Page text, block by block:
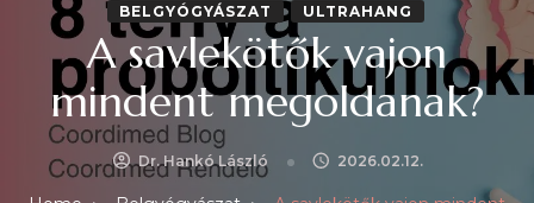
BELGYÓGYÁSZAT ULTRAHANG
A savlekötők vajon
mindent megoldanak?
Dr. Hankó László 2026.02.12.